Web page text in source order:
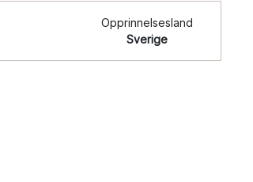
Opprinnelsesland
Sverige